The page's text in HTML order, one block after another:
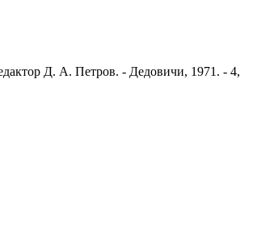
Д. А. Петров. - Дедовичи, 1971. - 4,